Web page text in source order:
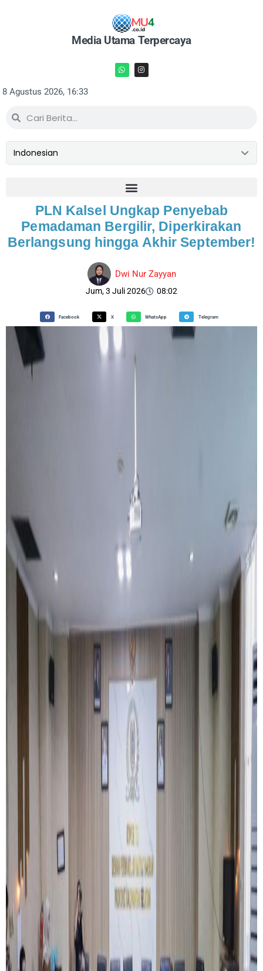
Media Utama Terpercaya
8 Agustus 2026, 16:33
PLN Kalsel Ungkap Penyebab
Pemadaman Bergilir, Diperkirakan
Berlangsung hingga Akhir September!
Dwi Nur Zayyan
Jum, 3 Juli 2026 08:02
Facebook X WhatsApp Telegram